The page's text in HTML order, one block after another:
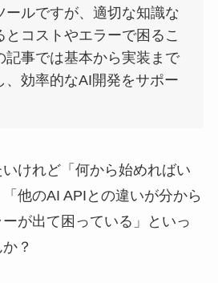
ールですが、適切な知識な
とコストやエラーで困るこ
記事では基本から実装まで
、効率的なAI開発をサポー
けれど「何から始めればい
他のAI APIとの違いが分から
が出て困っている」といっ
？